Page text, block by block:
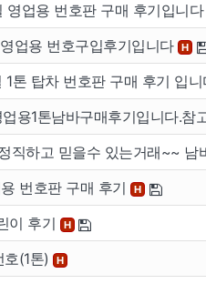
업용 번호판 구매 후기입니다
업용 번호구입후기입니다 H
톤 탑차 번호판 구매 후기 입니
용1톤남바구매후기입니다.참
직하고 믿을수 있는거래~~ 남
번호판 구매 후기 H
이 후기 H
(1톤) H